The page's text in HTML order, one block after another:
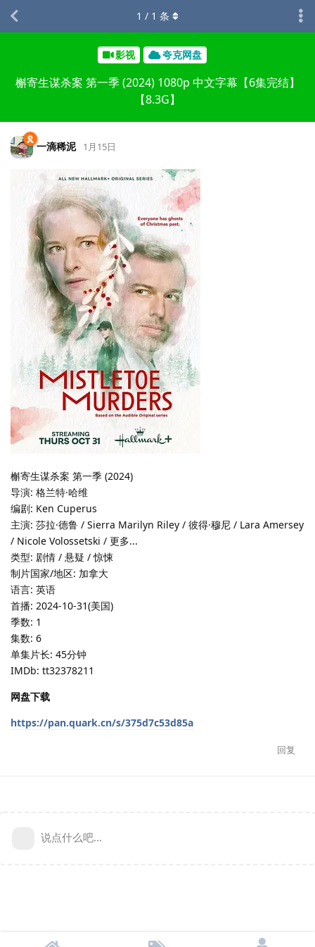
影视 夸克网盘
槲寄生谋杀案 第一季 (2024) 1080p 中文字幕【6集完结】
【8.3G】
1 / 1 条
一滴稀泥 1月15日
槲寄生谋杀案 第一季 (2024)
导演: 格兰特·哈维
编剧: Ken Cuperus
主演: 莎拉·德鲁 / Sierra Marilyn Riley / 彼得·穆尼 / Lara Amersey
/ Nicole Volossetski / 更多...
类型: 剧情 / 悬疑 / 惊悚
制片国家/地区: 加拿大
语言: 英语
首播: 2024-10-31(美国)
季数: 1
集数: 6
单集片长: 45分钟
IMDb: tt32378211
网盘下载
https://pan.quark.cn/s/375d7c53d85a
回复
说点什么吧...